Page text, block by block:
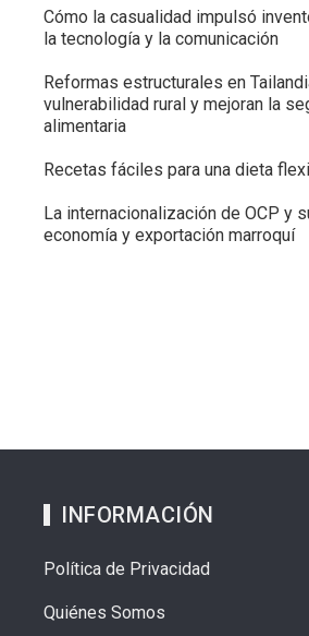
Cómo la casualidad impulsó
la tecnología y la comunicación
Reformas estructurales en
vulnerabilidad rural y mejoran la
alimentaria
Recetas fáciles para una dieta
La internacionalización de OCP y
economía y exportación marroquí
INFORMACIÓN
Política de Privacidad
Quiénes Somos